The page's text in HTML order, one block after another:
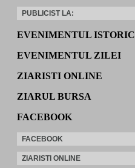
PUBLICIST LA:
EVENIMENTUL ISTORIC
EVENIMENTUL ZILEI
ZIARISTI ONLINE
ZIARUL BURSA
FACEBOOK
FACEBOOK
ZIARISTI ONLINE